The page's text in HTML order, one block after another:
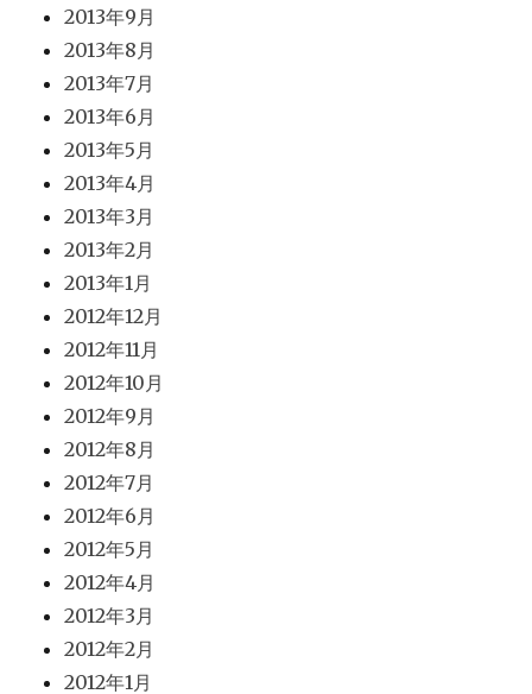
2013年9月
2013年8月
2013年7月
2013年6月
2013年5月
2013年4月
2013年3月
2013年2月
2013年1月
2012年12月
2012年11月
2012年10月
2012年9月
2012年8月
2012年7月
2012年6月
2012年5月
2012年4月
2012年3月
2012年2月
2012年1月